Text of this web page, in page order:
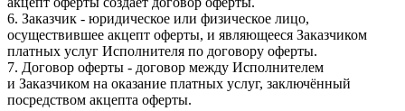
6. Заказчик - юридическое или физическое лицо,
осуществившее акцепт оферты, и являющееся Заказчиком
платных услуг Исполнителя по договору оферты.
7. Договор оферты - договор между Исполнителем
и Заказчиком на оказание платных услуг, заключённый
посредством акцепта оферты.